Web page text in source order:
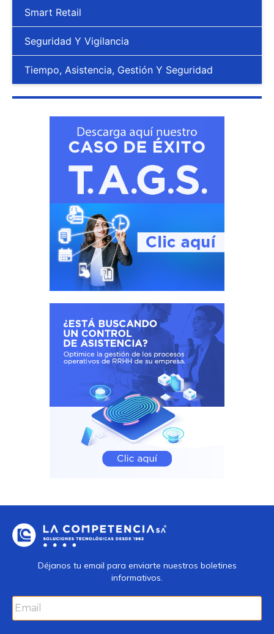
Smart Retail
Seguridad Y Vigilancia
Tiempo, Asistencia, Gestión Y Seguridad
Déjanos tu email para enviarte nuestros boletines
informativos.